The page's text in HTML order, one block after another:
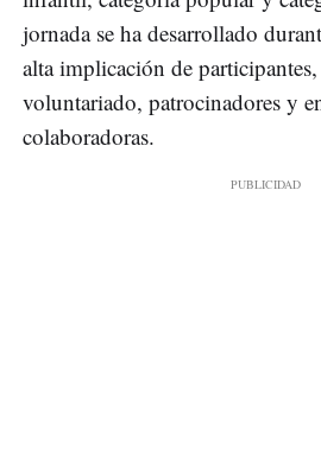
jornada se ha desarrollado
alta implicación de
voluntariado, patrocinadores y
colaboradoras.